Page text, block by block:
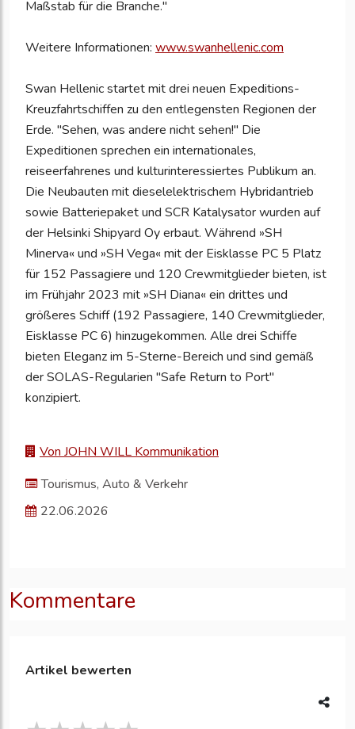
Maßstab für die Branche."
Weitere Informationen: www.swanhellenic.com
Swan Hellenic startet mit drei neuen Expeditions-
Kreuzfahrtschiffen zu den entlegensten Regionen der
Erde. "Sehen, was andere nicht sehen!" Die
Expeditionen sprechen ein internationales,
reiseerfahrenes und kulturinteressiertes Publikum an.
Die Neubauten mit dieselelektrischem Hybridantrieb
sowie Batteriepaket und SCR Katalysator wurden auf
der Helsinki Shipyard Oy erbaut. Während »SH
Minerva« und »SH Vega« mit der Eisklasse PC 5 Platz
für 152 Passagiere und 120 Crewmitglieder bieten, ist
im Frühjahr 2023 mit »SH Diana« ein drittes und
größeres Schiff (192 Passagiere, 140 Crewmitglieder,
Eisklasse PC 6) hinzugekommen. Alle drei Schiffe
bieten Eleganz im 5-Sterne-Bereich und sind gemäß
der SOLAS-Regularien "Safe Return to Port"
konzipiert.
Von JOHN WILL Kommunikation
Tourismus, Auto & Verkehr
22.06.2026
Kommentare
Artikel bewerten